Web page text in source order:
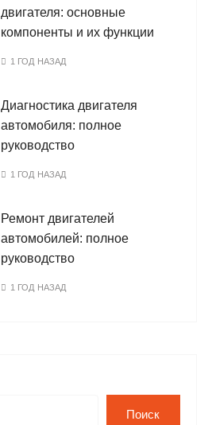
двигателя: основные
компоненты и их функции
1 ГОД НАЗАД
Диагностика двигателя
автомобиля: полное
руководство
1 ГОД НАЗАД
Ремонт двигателей
автомобилей: полное
руководство
1 ГОД НАЗАД
Поиск